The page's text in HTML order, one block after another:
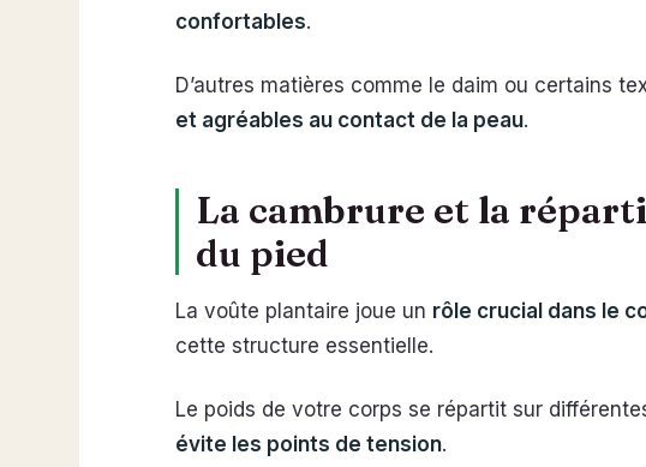
confortables.
D’autres matières comme le daim ou certains
et agréables au contact de la peau.
La cambrure et la
du pied
La voûte plantaire joue un rôle crucial dans le
cette structure essentielle.
Le poids de votre corps se répartit sur
évite les points de tension.